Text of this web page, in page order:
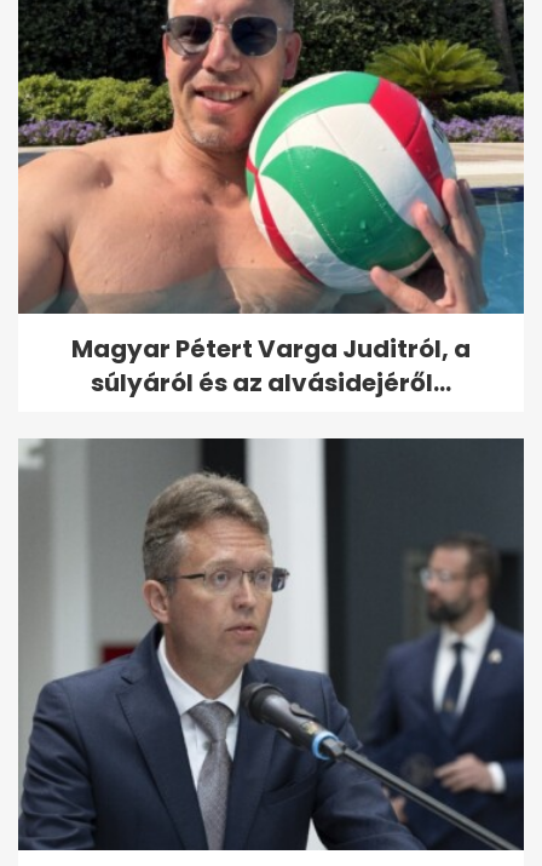
Magyar Pétert Varga Juditról, a
súlyáról és az alvásidejéről...